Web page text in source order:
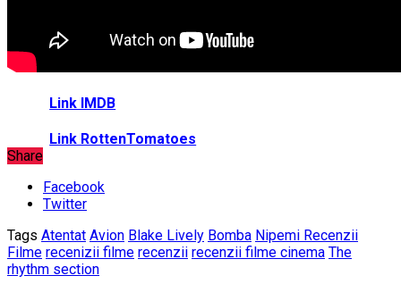
Link IMDB
Link RottenTomatoes
Share
Facebook
Twitter
Tags Atentat Avion Blake Lively Bomba Nipemi Recenzii
Filme recenizii filme recenzii recenzii filme cinema The
rhythm section